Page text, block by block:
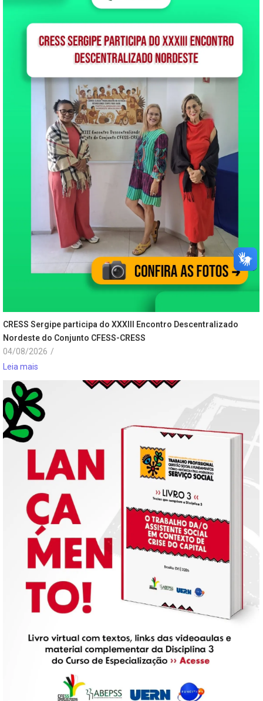
CRESS Sergipe participa do XXXIII Encontro Descentralizado
Nordeste do Conjunto CFESS-CRESS
04/08/2026 /
Leia mais